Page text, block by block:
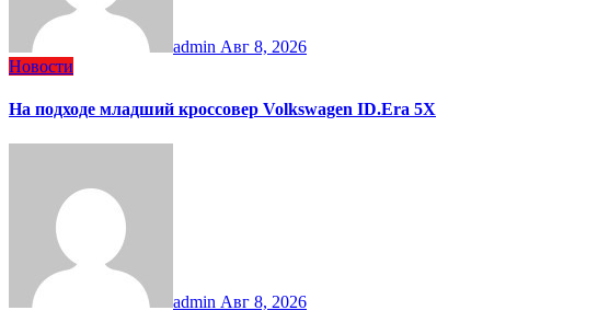
admin Авг 8, 2026
Новости
На подходе младший кроссовер Volkswagen ID.Era 5X
admin Авг 8, 2026